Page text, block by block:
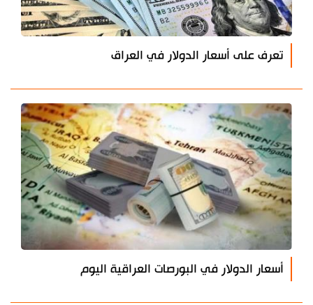
تعرف على أسعار الدولار في العراق
أسعار الدولار في البورصات العراقية اليوم